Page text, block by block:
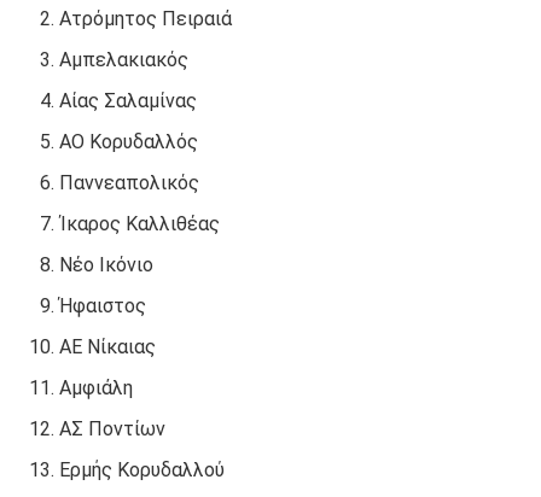
Ατρόμητος Πειραιά
Αμπελακιακός
Αίας Σαλαμίνας
ΑΟ Κορυδαλλός
Παννεαπολικός
Ίκαρος Καλλιθέας
Νέο Ικόνιο
Ήφαιστος
ΑΕ Νίκαιας
Αμφιάλη
ΑΣ Ποντίων
Ερμής Κορυδαλλού